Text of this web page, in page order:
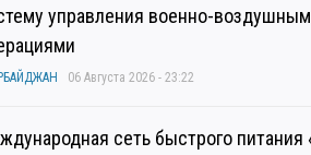
управления военно-
06 Августа 2026 - 23:22
сеть быстрого питания